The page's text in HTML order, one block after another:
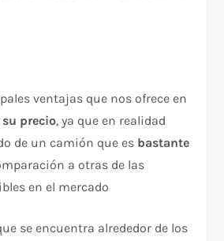
ventajas que nos ofrece en
su precio, ya que en realidad
de un camión que es bastante
a otras de las
en el mercado
se encuentra alrededor de los